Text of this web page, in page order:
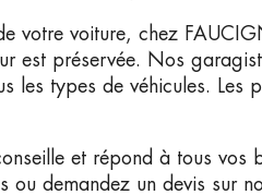
votre voiture, chez
est préservée. Nos
les types de véhicules. Les
et répond à tous vos
ou demandez un devis sur